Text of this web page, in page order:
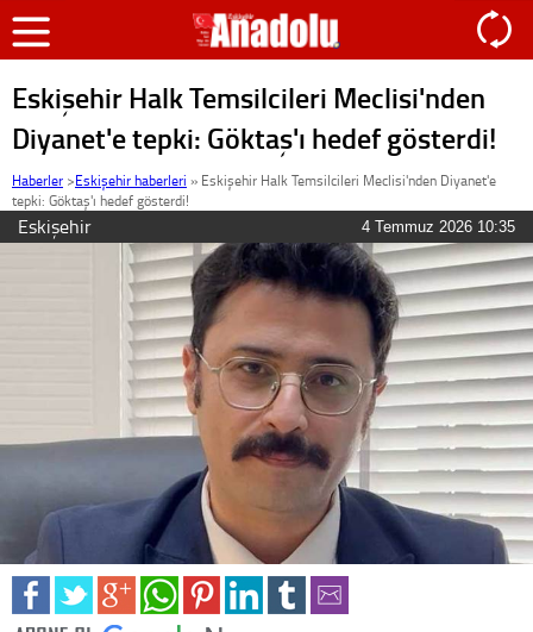
Eskişehir Halk Temsilcileri Meclisi'nden
Diyanet'e tepki: Göktaş'ı hedef gösterdi!
Haberler >Eskişehir haberleri » Eskişehir Halk Temsilcileri Meclisi'nden Diyanet'e
tepki: Göktaş'ı hedef gösterdi!
Eskişehir 4 Temmuz 2026 10:35